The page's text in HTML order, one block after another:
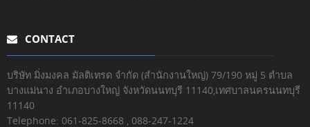
CONTACT
บริษัท มิ่งมงคล มัลติเทรด จำกัด (สำนักงานใหญ่) 79/190 หมู่ 5 ตำบล
บางแม่นาง อำเภอบางใหญ่ จังหวัดนนทบุรี 11140,เทศบาลนครนนทบุรี
11140
Telephone: 061-825-8668 , 088-247-1224